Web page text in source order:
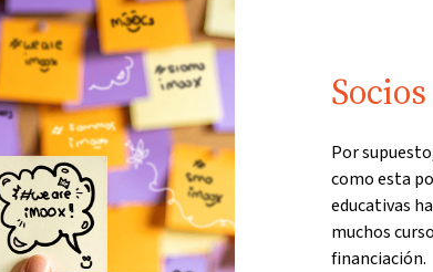
Socios
Por
como esta
educativas
muchos
financiación.